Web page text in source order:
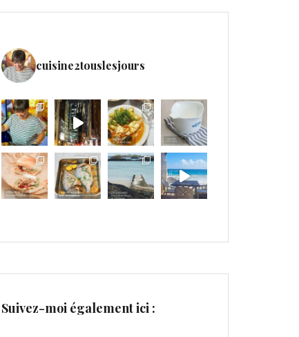
cuisine2touslesjours
Suivez-moi également ici :